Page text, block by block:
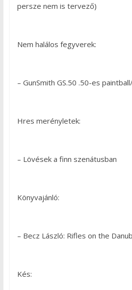
persze nem is tervező)
Nem halálos fegyverek:
– GunSmith GS.50 .50-es
Hres merényletek:
– Lövések a finn szenátusban
Könyvajánló:
– Becz László: Rifles on the
Kés: